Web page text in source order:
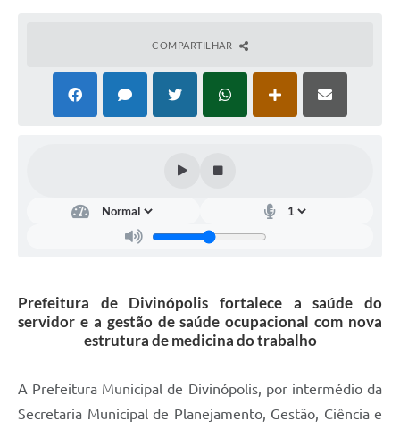
COMPARTILHAR
Prefeitura de Divinópolis fortalece a saúde do
servidor e a gestão de saúde ocupacional com nova
estrutura de medicina do trabalho
A Prefeitura Municipal de Divinópolis, por intermédio da
Secretaria Municipal de Planejamento, Gestão, Ciência e